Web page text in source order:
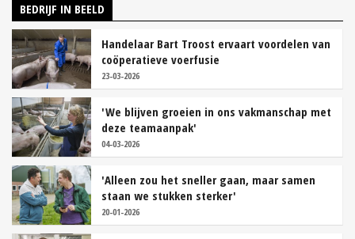
BEDRIJF IN BEELD
Handelaar Bart Troost ervaart voordelen van
coöperatieve voerfusie
23-03-2026
'We blijven groeien in ons vakmanschap met
deze teamaanpak'
04-03-2026
'Alleen zou het sneller gaan, maar samen
staan we stukken sterker'
20-01-2026